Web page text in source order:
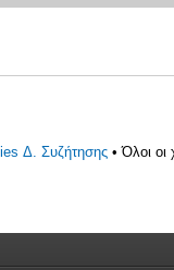
Δ. Συζήτησης• Όλοι οι